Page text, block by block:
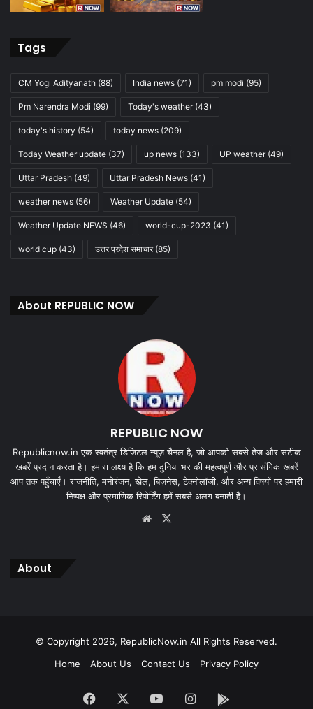
Tags
CM Yogi Adityanath (88) India news (71) pm modi (95)
Pm Narendra Modi (99) Today's weather(43)
today's history (54) today news (209)
Today Weather update (37) up news (133) UP weather(49)
Uttar Pradesh (49) Uttar Pradesh News (41)
weather news (56) Weather Update (54)
Weather Update NEWS (46) world-cup-2023 (41)
world cup (43) उत्तर प्रदेश समाचार(85)
About REPUBLIC NOW
REPUBLIC NOW
Republicnow.in एक स्वतंत्र डिजिटल न्यूज़ चैनल है, जो आपको सबसे तेज और सटीक
खबरें प्रदान करता है। हमारा लक्ष्य है कि हम दुनिया भर की महत्वपूर्ण और प्रासंगिक खबरें
आप तक पहुँचाएँ। राजनीति, मनोरंजन, खेल, बिज़नेस, टेक्नोलॉजी, और अन्य विषयों पर हमारी
निष्पक्ष और प्रमाणिक रिपोर्टिंग हमें सबसे अलग बनाती है।
Website
About
© Copyright 2026, RepublicNow.in All Rights Reserved.
Home
About Us Contact Us Privacy Policy
Facebook YouTubeInstagram